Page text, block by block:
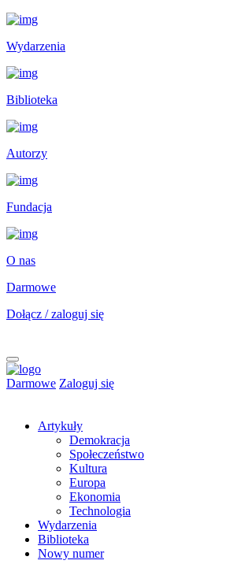
Wydarzenia
Biblioteka
Autorzy
Fundacja
O nas
Darmowe
Dołącz / zaloguj się
Darmowe Zaloguj się
Artykuły
Demokracja
Społeczeństwo
Kultura
Europa
Ekonomia
Technologia
Wydarzenia
Biblioteka
Nowy numer